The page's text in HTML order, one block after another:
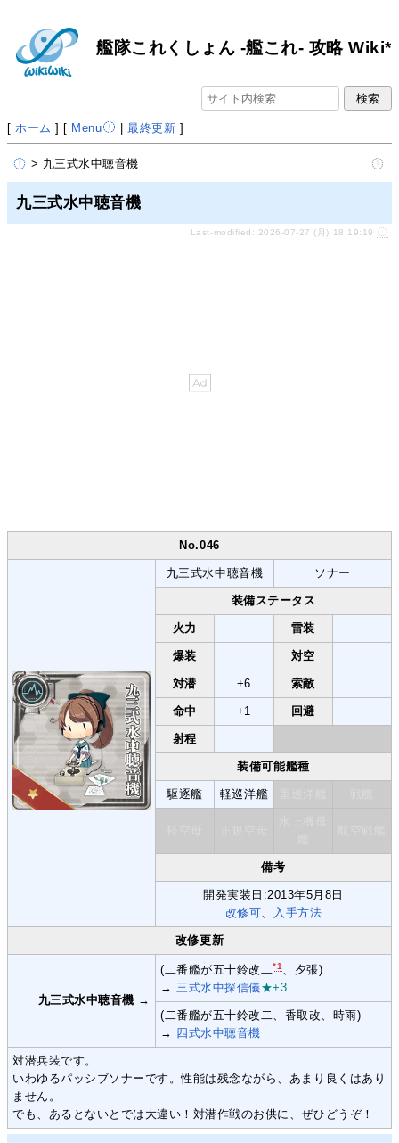
艦隊これくしょん -艦これ- 攻略 Wiki*
[ ホーム ] [ Menu |最終更新 ]
> 九三式水中聴音機
九三式水中聴音機
Last-modified: 2026-07-27 (月) 18:19:19
No.046
九三式水中聴音機 ソナー
装備ステータス
火力 雷装
爆装 対空
対潜 +6 索敵
命中 +1 回避
射程
装備可能艦種
駆逐艦 軽巡洋艦
備考
開発実装日:2013年5月8日
改修可
入手方法
改修更新
九三式水中聴音機 →
(二番艦が五十鈴改二*1
、夕張)
→ 三式水中探信儀★+3
(二番艦が五十鈴改二、香取改、時雨)
→ 四式水中聴音機
対潜兵装です。
いわゆるパッシブソナーです。性能は残念ながら、あまり良くはあり
ません。
でも、あるとないとでは大違い！対潜作戦のお供に、ぜひどうぞ！